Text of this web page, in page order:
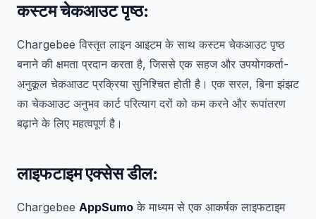
कस्टम चेकआउट पृष्ठ:
Chargebee विस्तृत लाइन आइटम के साथ कस्टम चेकआउट पृष्ठ
बनाने की क्षमता प्रदान करता है, जिससे एक सहज और उपयोगकर्ता-
अनुकूल चेकआउट प्रक्रिया सुनिश्चित होती है। एक सरल, बिना झंझट
का चेकआउट अनुभव कार्ट परित्याग दरों को कम करने और रूपांतरण
बढ़ाने के लिए महत्वपूर्ण है।
लाइफटाइम एक्सेस डील:
Chargebee AppSumo के माध्यम से एक आकर्षक लाइफटाइम